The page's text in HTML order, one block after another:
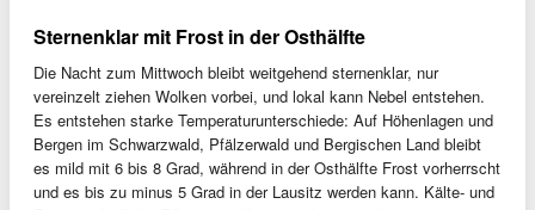
Sternenklar mit Frost in der Osthälfte
Die Nacht zum Mittwoch bleibt weitgehend sternenklar, nur
vereinzelt ziehen Wolken vorbei, und lokal kann Nebel entstehen.
Es entstehen starke Temperaturunterschiede: Auf Höhenlagen und
Bergen im Schwarzwald, Pfälzerwald und Bergischen Land bleibt
es mild mit 6 bis 8 Grad, während in der Osthälfte Frost vorherrscht
und es bis zu minus 5 Grad in der Lausitz werden kann. Kälte- und